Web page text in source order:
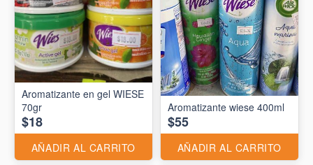
Aromatizante en gel WIESE
70gr
$18
AÑADIR AL CARRITO
Aromatizante wiese 400ml
$55
AÑADIR AL CARRITO